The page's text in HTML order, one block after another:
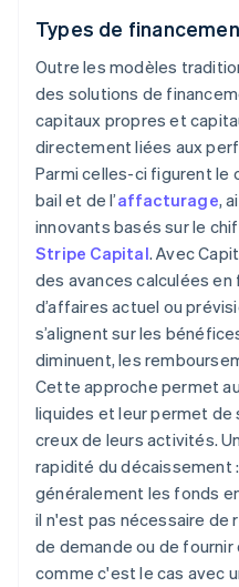
Types de
Outre les modèles
des solutions de
capitaux propres et
directement liées aux
Parmi celles-ci figurent le
bail et de l’affacturage,
innovants basés sur le
Stripe Capital. Avec
des avances calculées
d’affaires actuel ou
s’alignent sur les
diminuent, les
Cette approche permet
liquides et leur permet
creux de leurs activités.
rapidité du
généralement les fonds
il n'est pas nécessaire de
de demande ou de
comme c'est le cas avec